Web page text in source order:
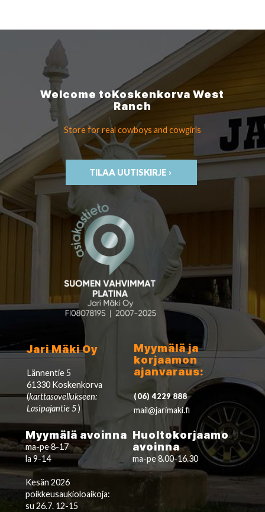
Welcome toKoskenkorvaWest
Ranch
Store for real cowboys and cowgirls
TILAA UUTISKIRJE ›
Jari Mäki Oy
Lännentie 5
61330 Koskenkorva
(karttasovellukseen:
Lasipajantie 5)
Myymälä ja
korjaamon
ajanvaraus:
(06) 4229 888
mail@jarimaki.fi
Myymälä avoinna
ma-pe 8-17
la 9-14
Kesän 2026
poikkeusaukioloaikoja:
su 26.7. 12-15
Huoltokorjaamo
avoinna
ma-pe 8.00-16.30